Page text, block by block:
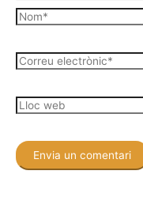
Nom*
Correu
Lloc